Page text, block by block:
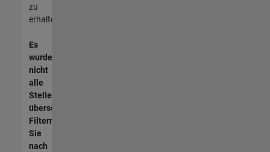
zu
erhalten.
Es
wurden
nicht
alle
Stellen
übersetzt.
Filtern
Sie
nach